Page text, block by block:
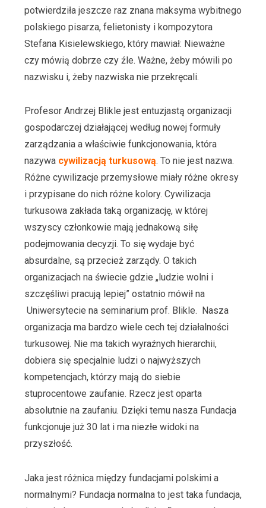
potwierdziła jeszcze raz znana maksyma wybitnego
polskiego pisarza, felietonisty i kompozytora
Stefana Kisielewskiego, który mawiał: Nieważne
czy mówią dobrze czy źle. Ważne, żeby mówili po
nazwisku i, żeby nazwiska nie przekręcali.
Profesor Andrzej Blikle jest entuzjastą organizacji
gospodarczej działającej według nowej formuły
zarządzania a właściwie funkcjonowania, która
nazywa cywilizacją turkusową. To nie jest nazwa.
Różne cywilizacje przemysłowe miały różne okresy
i przypisane do nich różne kolory. Cywilizacja
turkusowa zakłada taką organizację, w której
wszyscy członkowie mają jednakową siłę
podejmowania decyzji. To się wydaje być
absurdalne, są przecież zarządy. O takich
organizacjach na świecie gdzie „ludzie wolni i
szczęśliwi pracują lepiej” ostatnio mówił na
Uniwersytecie na seminarium prof. Blikle. Nasza
organizacja ma bardzo wiele cech tej działalności
turkusowej. Nie ma takich wyraźnych hierarchii,
dobiera się specjalnie ludzi o najwyższych
kompetencjach, którzy mają do siebie
stuprocentowe zaufanie. Rzecz jest oparta
absolutnie na zaufaniu. Dzięki temu nasza Fundacja
funkcjonuje już 30 lat i ma niezłe widoki na
przyszłość.
Jaka jest różnica między fundacjami polskimi a
normalnymi? Fundacja normalna to jest taka fundacja,